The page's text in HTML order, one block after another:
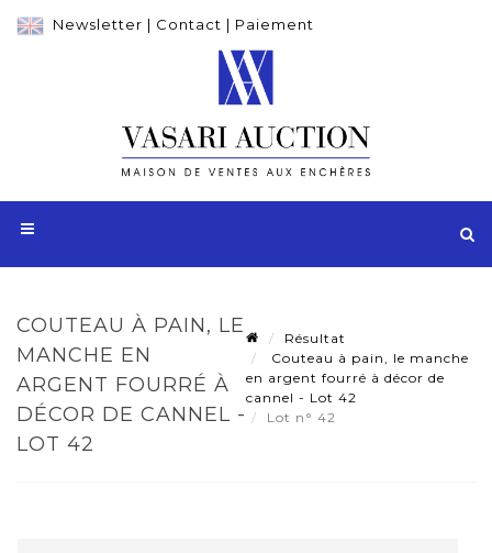
Newsletter | Contact | Paiement
COUTEAU À PAIN, LE
MANCHE EN
ARGENT FOURRÉ À
DÉCOR DE CANNEL -
LOT 42
Résultat
Couteau à pain, le manche
en argent fourré à décor de
cannel - Lot 42
Lot n° 42